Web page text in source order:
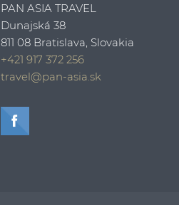
PAN ASIA TRAVEL
Dunajská 38
811 08 Bratislava, Slovakia
+421 917 372 256
travel@pan-asia.sk